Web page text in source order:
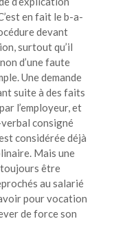
en fait le b-a-
devant
surtout qu’il
d’une faute
Une demande
suite à des faits
l’employeur, et
verbal consigné
considérée déjà
Mais une
être
au salarié
pour vocation
de force son